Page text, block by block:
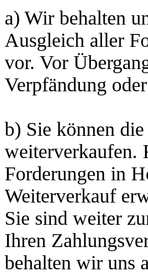
a) Wir behalten
Ausgleich aller
vor. Vor
Verpfändung
b) Sie können
weiterverkaufen.
Forderungen in
Weiterverkauf
Sie sind weiter
Ihren
behalten wir uns